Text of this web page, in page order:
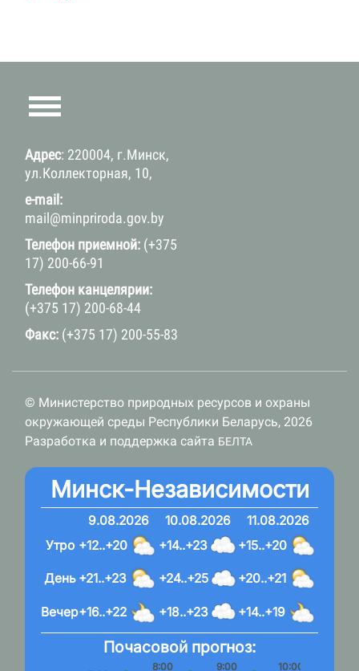
Адрес: 220004, г.Минск,
ул.Коллекторная, 10,
e-mail:
mail@minpriroda.gov.by
Телефон приемной: (+375
17) 200-66-91
Телефон канцелярии:
(+375 17) 200-68-44
Факс: (+375 17) 200-55-83
© Министерство природных ресурсов и охраны
окружающей среды Республики Беларусь, 2026
Разработка и поддержка сайта БЕЛТА
Минск-Независимости
9.08.2026
+12..+20
+21..+23
+16..+22
10.08.2026
+14..+23
+24..+25
+18..+23
11.08.2026
+15..+20
+20..+21
+14..+19
Вечер
День
Утро
Почасовой прогноз:
8:00 9:00 10:00